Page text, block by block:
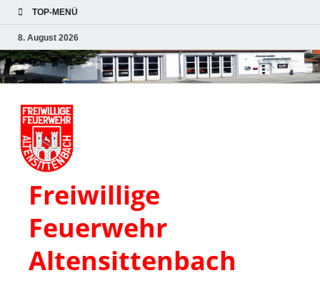
TOP-MENÜ
8. August 2026
Freiwillige
Feuerwehr
Altensittenbach